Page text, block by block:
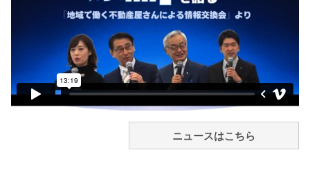
ニュースはこちら